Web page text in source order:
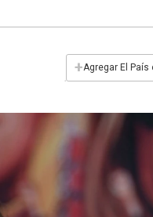
+Agregar El País